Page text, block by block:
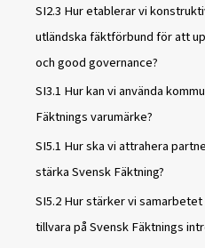
SI2.3 Hur etablerar vi
utländska fäktförbund för att
och good governance?
SI3.1 Hur kan vi använda
Fäktnings varumärke?
SI5.1 Hur ska vi attrahera
stärka Svensk Fäktning?
SI5.2 Hur stärker vi
tillvara på Svensk Fäktnings